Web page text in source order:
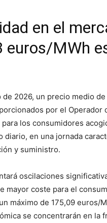
en el
euros/MWh
2026, un precio medio de
por el Operador
los consumidores
en una jornada
y suministro.
oscilaciones
mayor coste para el
máximo de 175,09 euros/
se concentrarán en la